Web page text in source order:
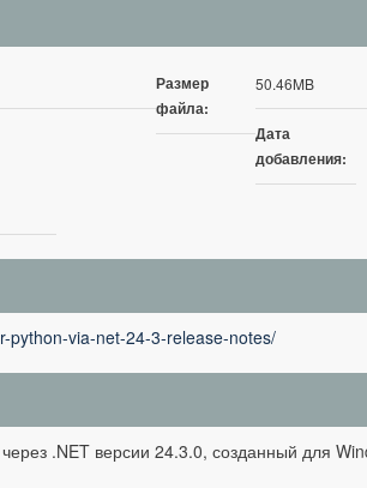
Размер
файла:
50.46MB
Дата
добавления:
python-via-net-24-3-release-notes/
.NET версии 24.3.0, созданный для